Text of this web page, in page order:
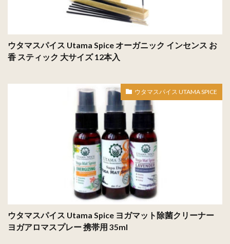
ウタマスパイス Utama Spice オーガニック インセンス お
香 スティック 大サイズ 12本入
ウタマスパイス UTAMA SPICE
ウタマスパイス Utama Spice ヨガマット除菌クリーナー
ヨガアロマスプレー 携帯用 35ml